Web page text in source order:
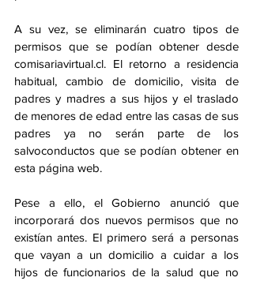
A su vez, se eliminarán cuatro tipos de
permisos que se podían obtener desde
comisariavirtual.cl. El retorno a residencia
habitual, cambio de domicilio, visita de
padres y madres a sus hijos y el traslado
de menores de edad entre las casas de sus
padres ya no serán parte de los
salvoconductos que se podían obtener en
esta página web.
Pese a ello, el Gobierno anunció que
incorporará dos nuevos permisos que no
existían antes. El primero será a personas
que vayan a un domicilio a cuidar a los
hijos de funcionarios de la salud que no